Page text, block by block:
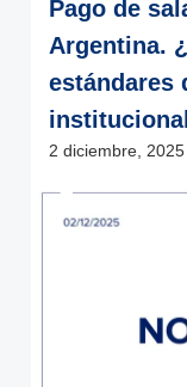
Pago de
Argentina.
estándares
2 diciembre, 2025